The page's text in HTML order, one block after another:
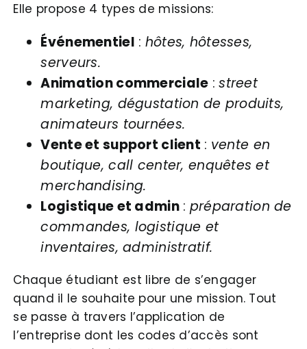
Elle propose 4 types de missions:
Événementiel : hôtes, hôtesses,
serveurs.
Animation commerciale :street
marketing, dégustation de produits,
animateurs tournées.
Vente et support client : vente en
boutique, call center, enquêtes et
merchandising.
Logistique et admin: préparation de
commandes, logistique et
inventaires, administratif.
Chaque étudiant est libre de s’engager
quand il le souhaite pour une mission. Tout
se passe à travers l’application de
l’entreprise dont les codes d’accès sont